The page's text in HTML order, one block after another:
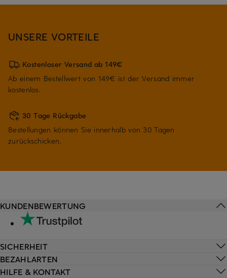
UNSERE VORTEILE
Kostenloser Versand ab 149€
Ab einem Bestellwert von 149€ ist der Versand immer
kostenlos.
30 Tage Rückgabe
Bestellungen können Sie innerhalb von 30 Tagen
zurückschicken.
HILFE & KONTAKT
KUNDENBEWERTUNG
SICHERHEIT
BEZAHLARTEN